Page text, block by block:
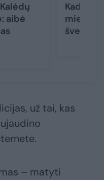
aibė
Kada ir
miestų
už tai, kas
– matyti